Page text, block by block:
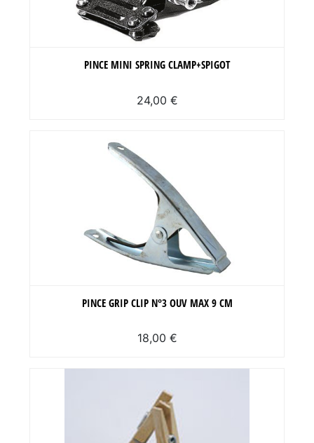
PINCE MINI SPRING CLAMP+SPIGOT
24,00 €
PINCE GRIP CLIP N°3 OUV MAX 9 CM
18,00 €